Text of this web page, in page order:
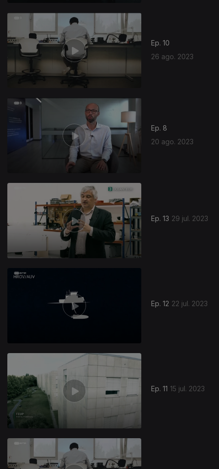
Ep. 10
26 ago. 2023
Ep. 8
20 ago. 2023
Ep. 13 29 jul. 2023
Ep. 12 22 jul. 2023
Ep. 11 15 jul. 2023